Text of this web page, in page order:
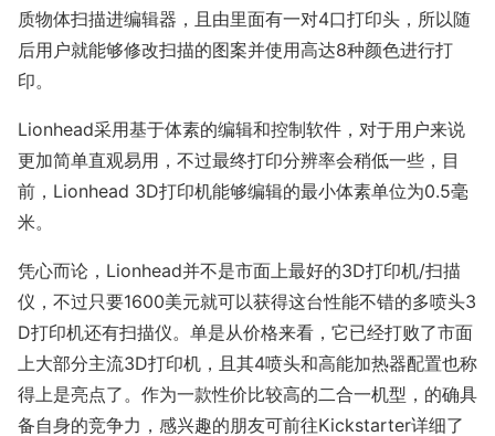
质物体扫描进编辑器，且由里面有一对4口打印头，所以随
后用户就能够修改扫描的图案并使用高达8种颜色进行打
印。
Lionhead采用基于体素的编辑和控制软件，对于用户来说
更加简单直观易用，不过最终打印分辨率会稍低一些，目
前，Lionhead 3D打印机能够编辑的最小体素单位为0.5毫
米。
凭心而论，Lionhead并不是市面上最好的3D打印机/扫描
仪，不过只要1600美元就可以获得这台性能不错的多喷头3
D打印机还有扫描仪。单是从价格来看，它已经打败了市面
上大部分主流3D打印机，且其4喷头和高能加热器配置也称
得上是亮点了。作为一款性价比较高的二合一机型，的确具
备自身的竞争力，感兴趣的朋友可前往Kickstarter详细了